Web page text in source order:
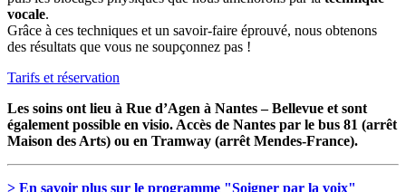
vocale.
Grâce à ces techniques et un savoir-faire éprouvé, nous obtenons
des résultats que vous ne soupçonnez pas !
Tarifs et réservation
Les soins ont lieu à Rue d’Agen à Nantes – Bellevue et sont
également possible en visio. Accès de Nantes par le bus 81 (arrêt
Maison des Arts) ou en Tramway (arrêt Mendes-France).
> En savoir plus sur le programme "Soigner par la voix"